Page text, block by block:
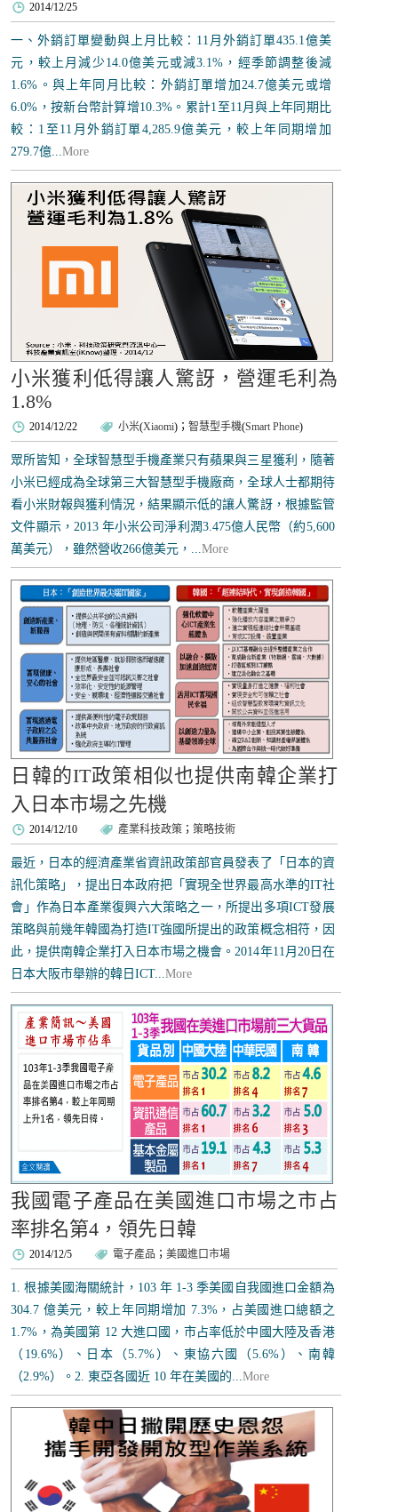
2014/12/25
一、外銷訂單變動與上月比較：11月外銷訂單435.1億美
元，較上月減少14.0億美元或減3.1%，經季節調整後減
1.6%。與上年同月比較：外銷訂單增加24.7億美元或增
6.0%，按新台幣計算增10.3%。累計1至11月與上年同期比
較：1至11月外銷訂單4,285.9億美元，較上年同期增加
279.7億...More
小米獲利低得讓人驚訝，營運毛利為
1.8%
2014/12/22 小米(Xiaomi)；智慧型手機(Smart Phone)
眾所皆知，全球智慧型手機產業只有蘋果與三星獲利，隨著
小米已經成為全球第三大智慧型手機廠商，全球人士都期待
看小米財報與獲利情況，結果顯示低的讓人驚訝，根據監管
文件顯示，2013 年小米公司淨利潤3.475億人民幣（約5,600
萬美元），雖然營收266億美元，...More
日韓的IT政策相似也提供南韓企業打
入日本市場之先機
2014/12/10 產業科技政策 ；策略技術
最近，日本的經濟產業省資訊政策部官員發表了「日本的資
訊化策略」，提出日本政府把「實現全世界最高水準的IT社
會」作為日本產業復興六大策略之一，所提出多項ICT發展
策略與前幾年韓國為打造IT強國所提出的政策概念相符，因
此，提供南韓企業打入日本市場之機會。2014年11月20日在
日本大阪市舉辦的韓日ICT...More
我國電子產品在美國進口市場之市占
率排名第4，領先日韓
2014/12/5 電子產品 ；美國進口市場
1. 根據美國海關統計，103 年 1-3 季美國自我國進口金額為
304.7 億美元，較上年同期增加 7.3%，占美國進口總額之
1.7%，為美國第 12 大進口國，市占率低於中國大陸及香港
（19.6%）、日本（5.7%）、東協六國（5.6%）、南韓
（2.9%）。2. 東亞各國近 10 年在美國的...More